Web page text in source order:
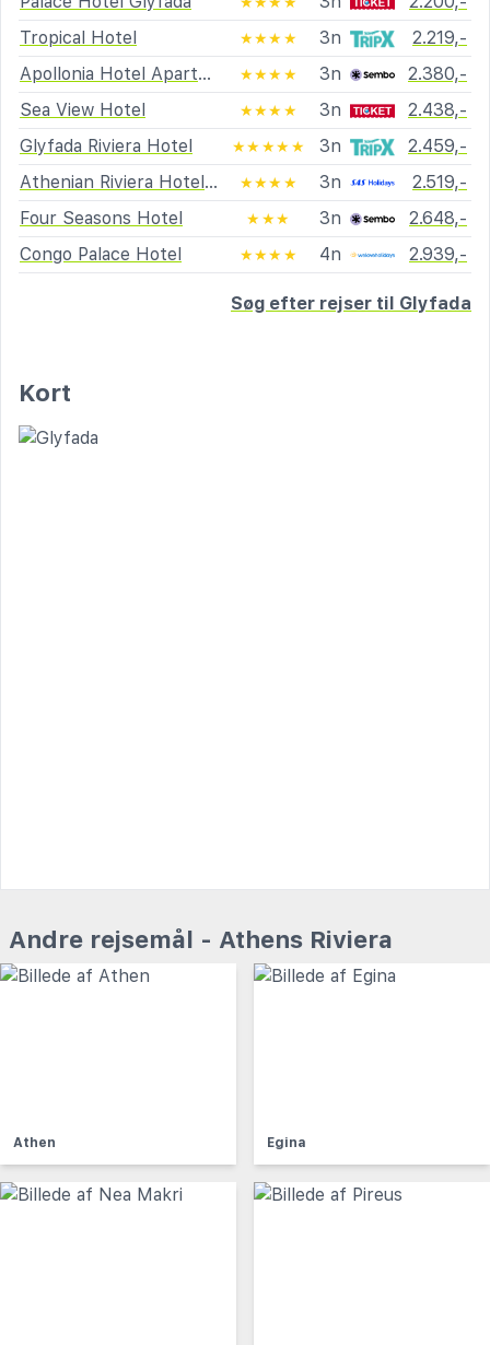
Tropical Hotel
★★★★ 3n
2.219,-
Apollonia Hotel Apartments
★★★★ 3n
2.380,-
Sea View Hotel
★★★★ 3n
2.438,-
Glyfada Riviera Hotel
★★★★★ 3n
2.459,-
Athenian Riviera Hotel& Suites
★★★★ 3n
2.519,-
Four Seasons Hotel
★★★ 3n
2.648,-
Congo Palace Hotel
★★★★ 4n 2.939,-
Søg efter rejser til Glyfada
Kort
Andre rejsemål - Athens Riviera
Athen Egina